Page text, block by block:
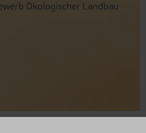
Ökologischer Landbau